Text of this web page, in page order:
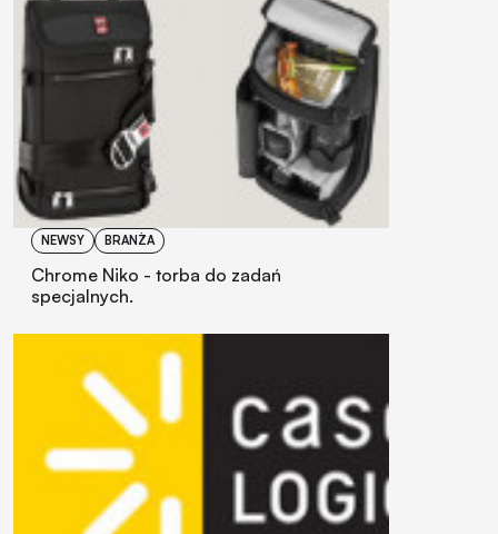
NEWSY BRANŻA
Chrome Niko - torba do zadań
specjalnych.